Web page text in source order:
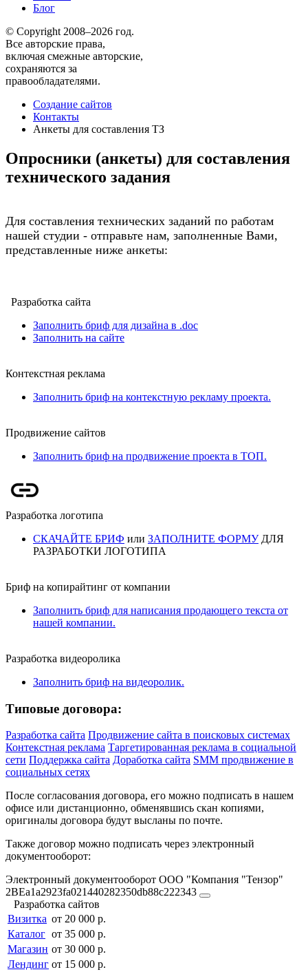
Блог
© Copyright 2008–2026 год.
Все авторские права,
включая смежные авторские,
сохраняются за
правообладателями.
Создание сайтов
Контакты
Анкеты для составления ТЗ
Опросники (анкеты) для составления
технического задания
Для составления технических заданий по работам
нашей студии - отправьте нам, заполненные Вами,
представленные ниже анкеты:
Разработка сайта
Заполнить бриф для дизайна в .doc
Заполнить на сайте
Контекстная реклама
Заполнить бриф на контекстную рекламу проекта.
Продвижение сайтов
Заполнить бриф на продвижение проекта в ТОП.
Разработка логотипа
СКАЧАЙТЕ БРИФ или ЗАПОЛНИТЕ ФОРМУДЛЯ
РАЗРАБОТКИ ЛОГОТИПА
Бриф на копирайтинг от компании
Заполнить бриф для написания продающего текста от
нашей компании.
Разработка видеоролика
Заполнить бриф на видеоролик.
Типовые договора:
Разработка сайта Продвижение сайта в поисковых системах
Контекстная реклама Таргетированная реклама в социальной
сети Поддержка сайта Доработка сайта SMM продвижение в
социальных сетях
После согласования договора, его можно подписать в нашем
офисе или дистанционно, обменявшись скан копиями,
оригиналы договора будут высланы по почте.
Также договор можно подписать через электронный
документооборот:
Электронный документооборот ООО "Компания "Тензор"
2BEa1a2923fa021440282350db88c222343
Разработка сайтов
Визитка от 20 000 р.
Каталог от 35 000 р.
Магазин от 30 000 р.
Лендинг от 15 000 р.